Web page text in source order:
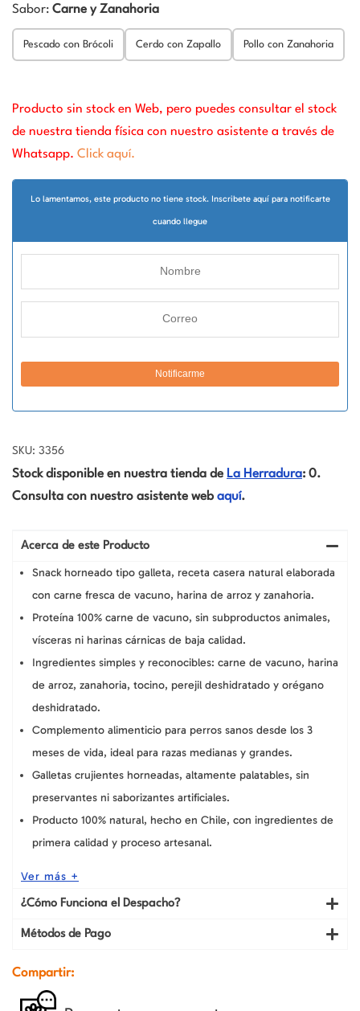
Sabor: Carne y Zanahoria
Pescado con Brócoli Cerdo con Zapallo Pollo con Zanahoria
Producto sin stock en Web, pero puedes consultar el stock
de nuestra tienda física con nuestro asistente a través de
Whatsapp. Click aquí.
Lo lamentamos, este producto no tiene stock. Inscribete aquí para notificarte
cuando llegue
SKU: 3356
Stock disponible en nuestra tienda de La Herradura: 0.
Consulta con nuestro asistente web aquí.
Acerca de este Producto
Snack horneado tipo galleta, receta casera natural elaborada
con carne fresca de vacuno, harina de arroz y zanahoria.
Proteína 100% carne de vacuno, sin subproductos animales,
vísceras ni harinas cárnicas de baja calidad.
Ingredientes simples y reconocibles: carne de vacuno, harina
de arroz, zanahoria, tocino, perejil deshidratado y orégano
deshidratado.
Complemento alimenticio para perros sanos desde los 3
meses de vida, ideal para razas medianas y grandes.
Galletas crujientes horneadas, altamente palatables, sin
preservantes ni saborizantes artificiales.
Producto 100% natural, hecho en Chile, con ingredientes de
primera calidad y proceso artesanal.
Ver más +
¿Cómo Funciona el Despacho?
Métodos de Pago
Compartir: